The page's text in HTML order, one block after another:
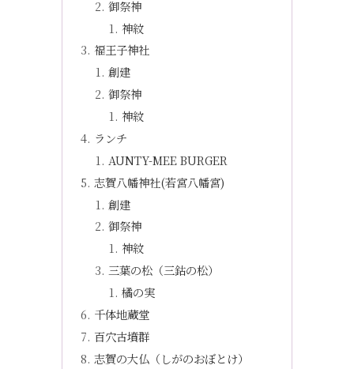
御祭神
神紋
福王子神社
創建
御祭神
神紋
ランチ
AUNTY-MEE BURGER
志賀八幡神社(若宮八幡宮)
創建
御祭神
神紋
三葉の松（三鈷の松）
橘の実
千体地蔵堂
百穴古墳群
志賀の大仏（しがのおぼとけ）